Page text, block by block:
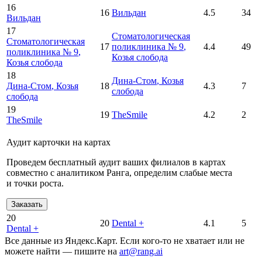
16
Вильдан
16 Вильдан 4.5
34
17
Стоматологическая
поликлиника № 9,
Козья слобода
17
Стоматологическая
поликлиника № 9,
Козья слобода
4.4 49
18
Дина-Стом, Козья
слобода
18
Дина-Стом, Козья
слобода
4.3 7
19
TheSmile
19 TheSmile 4.2 2
Аудит карточки на картах
Проведем бесплатный аудит ваших филиалов в картах
совместно с аналитиком Ранга, определим слабые места
и точки роста.
Заказать
20
Dental +
20 Dental + 4.1
5
Все данные из Яндекс.Карт. Если кого-то не хватает или не
можете найти — пишите на art@rang.ai